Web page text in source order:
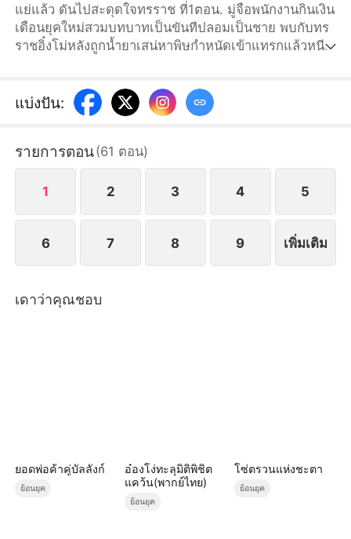
แย่แล้ว ดันไปสะดุดใจทรราช ที่1ตอน. มู่จือพนักงานกินเงิน
เดือนยุคใหม่สวมบทบาทเป็นขันทีปลอมเป็นชาย พบกับทร
ราชอิ๋งโม่หลังถูกน้ำยาเสน่หาพิษกำหนัดเข้าแทรกแล้วหนี
ใจกลับมา จึงถูกแต่งตั้งเป็นหัวหน้าขันที มู่จือช่วยอิ๋งโม่
ปราบกบฏและล้างมลทินผ่านวิกฤตการแต่งงาน จนในที่สุด
เลิกฝ่ายในแล้วสถาปนาเป็นฮองเฮา
แบ่งปัน:
รายการตอน(61 ตอน)
1 2 3 4 5
6 7 8 9 เพิ่มเติม
เดาว่าคุณชอบ
ยอดพ่อค้าคู่บัลลังก์
ย้อนยุค
อ๋องโง่ทะลุมิติพิชิต
แคว้น(พากย์ไทย)
ย้อนยุค
โซ่ตรวนแห่งชะตา
ย้อนยุค